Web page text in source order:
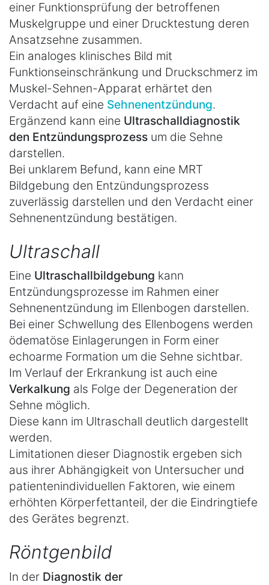
einer Funktionsprüfung der betroffenen
Muskelgruppe und einer Drucktestung deren
Ansatzsehne zusammen.
Ein analoges klinisches Bild mit
Funktionseinschränkung und Druckschmerz im
Muskel-Sehnen-Apparat erhärtet den
Verdacht auf eine Sehnenentzündung.
Ergänzend kann eine Ultraschalldiagnostik
den Entzündungsprozess um die Sehne
darstellen.
Bei unklarem Befund, kann eine MRT
Bildgebung den Entzündungsprozess
zuverlässig darstellen und den Verdacht einer
Sehnenentzündung bestätigen.
Ultraschall
Eine Ultraschallbildgebung kann
Entzündungsprozesse im Rahmen einer
Sehnenentzündung im Ellenbogen darstellen.
Bei einer Schwellung des Ellenbogens werden
ödematöse Einlagerungen in Form einer
echoarme Formation um die Sehne sichtbar.
Im Verlauf der Erkrankung ist auch eine
Verkalkung als Folge der Degeneration der
Sehne möglich.
Diese kann im Ultraschall deutlich dargestellt
werden.
Limitationen dieser Diagnostik ergeben sich
aus ihrer Abhängigkeit von Untersucher und
patientenindividuellen Faktoren, wie einem
erhöhten Körperfettanteil, der die Eindringtiefe
des Gerätes begrenzt.
Röntgenbild
In der Diagnostik der